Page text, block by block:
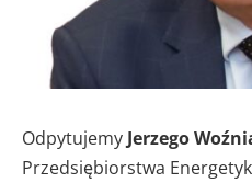
Odpytujemy Jerzego
Przedsiębiorstwa